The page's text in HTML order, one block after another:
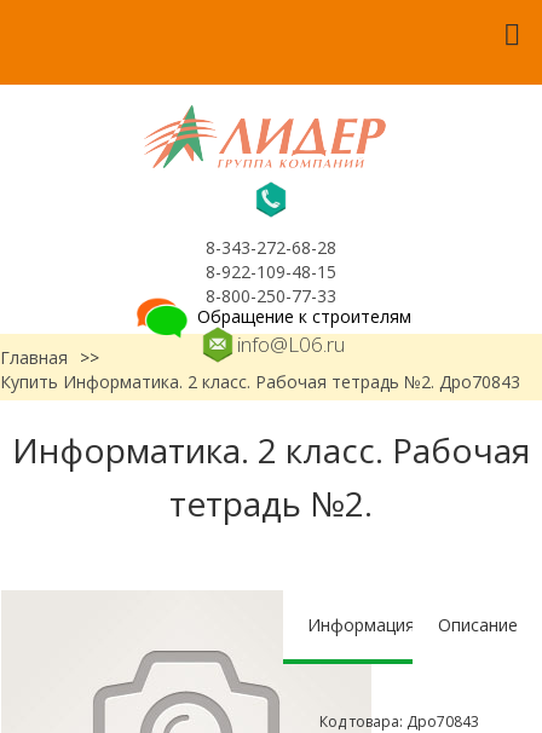
8-343-272-68-28
8-922-109-48-15
8-800-250-77-33
info@L06.ru
Обращение к строителям
Главная
>>
Купить Информатика. 2 класс. Рабочая тетрадь №2. Дро70843
Информатика. 2 класс. Рабочая
тетрадь №2.
Информация Описание
Код товара: Дро70843